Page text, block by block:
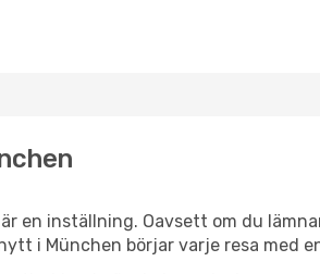
en inställning. Oavsett om du
i München börjar varje resa med